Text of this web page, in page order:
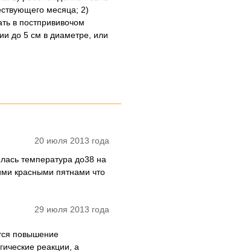
месяца; 2)
в постпрививочом
до 5 см в диаметре, или
20 июля 2013 года
температура до38 на
красными пятнами что
29 июля 2013 года
повышение
реакции, а